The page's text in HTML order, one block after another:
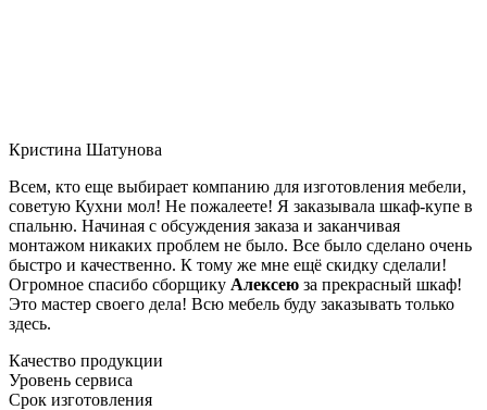
Кристина Шатунова
Всем, кто еще выбирает компанию для изготовления мебели,
советую Кухни мол! Не пожалеете! Я заказывала шкаф-купе в
спальню. Начиная с обсуждения заказа и заканчивая
монтажом никаких проблем не было. Все было сделано очень
быстро и качественно. К тому же мне ещё скидку сделали!
Огромное спасибо сборщику Алексею за прекрасный шкаф!
Это мастер своего дела! Всю мебель буду заказывать только
здесь.
Качество продукции
Уровень сервиса
Срок изготовления